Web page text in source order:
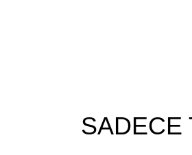
SADECE